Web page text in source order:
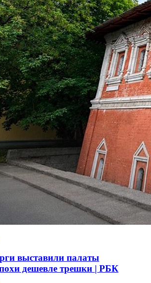
выставили палаты
дешевле трешки | РБК